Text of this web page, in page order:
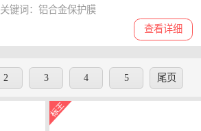
查看详细
关键词：铝合金保护膜
2 3 4 5 尾页